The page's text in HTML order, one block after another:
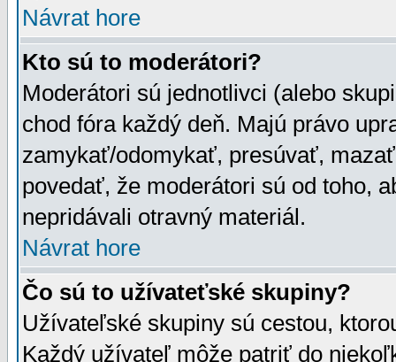
Návrat hore
Kto sú to moderátori?
Moderátori sú jednotlivci (alebo
chod fóra každý deň. Majú právo
zamykať/odomykať, presúvať,
povedať, že moderátori sú od toho,
nepridávali otravný materiál.
Návrat hore
Čo sú to užívateťské skupiny?
Užívateľské skupiny sú cestou,
Každý užívateľ môže patriť do